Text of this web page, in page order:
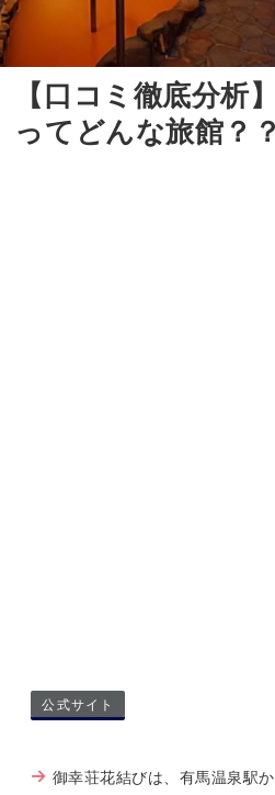
【口コミ徹底分析
ってどんな旅館？？
公式サイト
御幸荘花結びは、有馬温泉駅